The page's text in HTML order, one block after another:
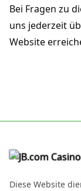
Bei Fragen zu
uns jederzeit
Website
Diese Website